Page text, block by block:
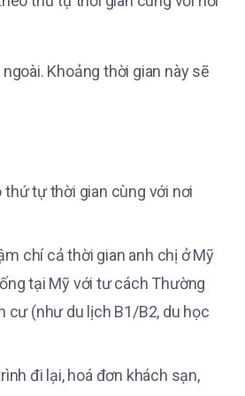
Khoảng thời gian này sẽ
tự thời gian cùng với nơi
chí cả thời gian anh chị ở Mỹ
tại Mỹ với tư cách Thường
cư (như du lịch B1/B2, du học
đi lại, hoá đơn khách sạn,